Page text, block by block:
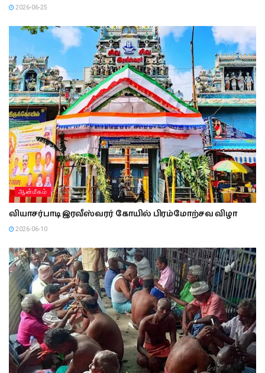
2026-06-25
ஆன்மீகம்
வியாசர்பாடி இரவீஸ்வரர் கோயில் பிரம்மோற்சவ விழா
2026-06-10